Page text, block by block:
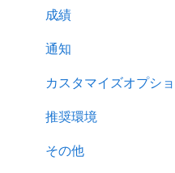
成績
通知
カスタマイズオプシ
推奨環境
その他